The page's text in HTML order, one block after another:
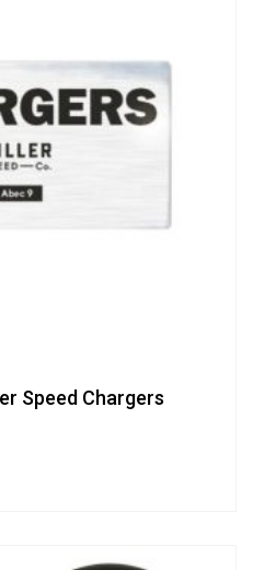
Speed Chargers